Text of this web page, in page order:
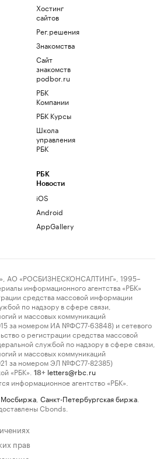
Хостинг
сайтов
Рег.решения
Знакомства
Сайт
знакомств
podbor.ru
РБК
Компании
РБК Курсы
Школа
управления
РБК
РБК
Новости
iOS
Android
AppGallery
АО «РОСБИЗНЕСКОНСАЛТИНГ», 1995–
информационного агентства «РБК»
средства массовой информации
по надзору в сфере связи,
и массовых коммуникаций
за номером ИА №ФС77-63848) и сетевого
о регистрации средства массовой
службой по надзору в сфере связи,
и массовых коммуникаций
за номером ЭЛ №ФС77-82385)
«РБК».
18+ letters@rbc.ru
информационное агентство «РБК».
Мосбиржа Санкт-Петербургская биржа
Cbonds.
прав